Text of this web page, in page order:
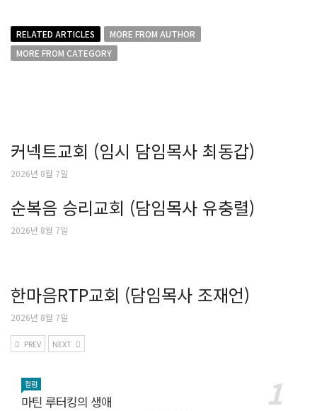
RELATED ARTICLES
MORE FROM AUTHOR
MORE FROM CATEGORY
커넥트교회 (임시 담임목사 최동갑)
2026년 8월 7일
순복음 승리교회 (담임목사 유충렬)
2026년 8월 7일
한마음RTP교회 (담임목사 조재언)
2026년 8월 7일
PREV NEXT
컬럼
마틴 루터킹의 생애